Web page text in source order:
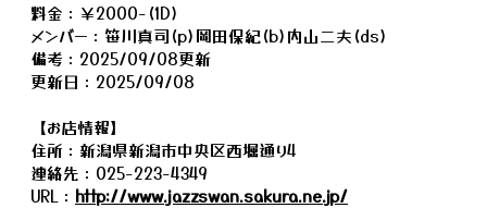
料金：￥2000-(1D)
メンバー：笹川真司(p)岡田保紀(b)内山二夫(ds)
備考：2025/09/08更新
更新日：2025/09/08
【お店情報】
住所：新潟県新潟市中央区西堀通り4
連絡先：025-223-4349
URL： http://www.jazzswan.sakura.ne.jp/